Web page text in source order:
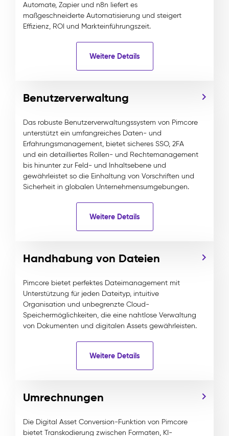
Automate, Zapier und n8n liefert es
maßgeschneiderte Automatisierung und steigert
Effizienz, ROI und Markteinführungszeit.
Weitere Details
Benutzerverwaltung
Das robuste Benutzerverwaltungssystem von Pimcore
unterstützt ein umfangreiches Daten- und
Erfahrungsmanagement, bietet sicheres SSO, 2FA
und ein detailliertes Rollen- und Rechtemanagement
bis hinunter zur Feld- und Inhaltsebene und
gewährleistet so die Einhaltung von Vorschriften und
Sicherheit in globalen Unternehmensumgebungen.
Weitere Details
Handhabung von Dateien
Pimcore bietet perfektes Dateimanagement mit
Unterstützung für jeden Dateityp, intuitive
Organisation und unbegrenzte Cloud-
Speichermöglichkeiten, die eine nahtlose Verwaltung
von Dokumenten und digitalen Assets gewährleisten.
Weitere Details
Umrechnungen
Die Digital Asset Conversion-Funktion von Pimcore
bietet Transkodierung zwischen Formaten, KI-